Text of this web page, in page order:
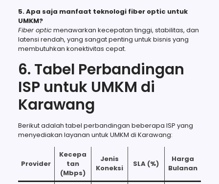
5. Apa saja manfaat teknologi fiber optic untuk
UMKM?
Fiber opticmenawarkan kecepatan tinggi, stabilitas, dan
latensi rendah, yang sangat penting untuk bisnis yang
membutuhkan konektivitas cepat.
6. Tabel Perbandingan
ISP untuk UMKM di
Karawang
Berikut adalah tabel perbandingan beberapa ISP yang
menyediakan layanan untuk UMKM di Karawang:
Provider
Kecepa
tan
(Mbps)
Jenis
Koneksi
SLA (%)
Harga
Bulanan